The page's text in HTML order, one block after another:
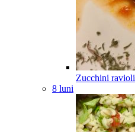
Zucchini ravioli
8 luni